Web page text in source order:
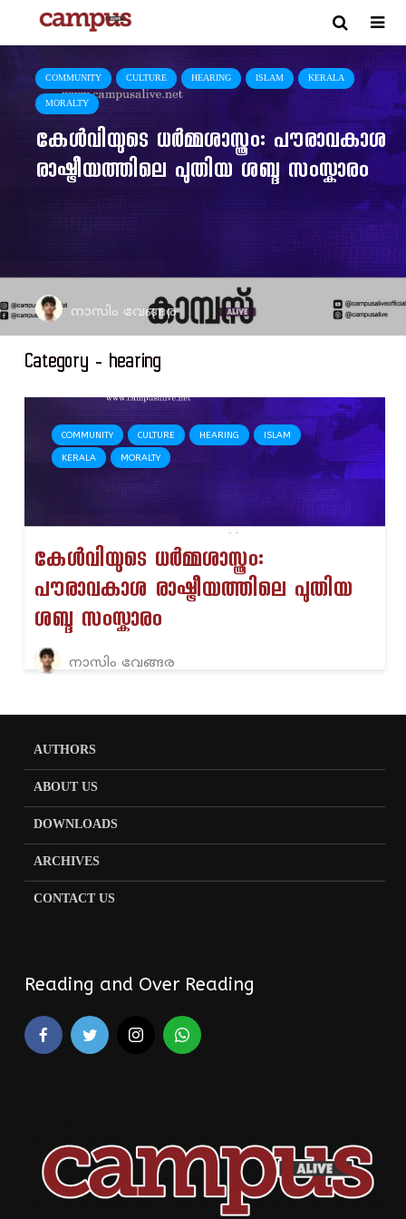
COMMUNITY CULTURE HEARING ISLAM KERALA
MORALTY
കേൾവിയുടെ ധർമ്മശാസ്ത്രം: പൗരാവകാശ
രാഷ്ട്രീയത്തിലെ പുതിയ ശബ്ദ സംസ്കാരം
നാസിം വേങ്ങര
Category - hearing
COMMUNITY CULTURE HEARING ISLAM
KERALA MORALTY
കേൾവിയുടെ ധർമ്മശാസ്ത്രം:
പൗരാവകാശ രാഷ്ട്രീയത്തിലെ പുതിയ
ശബ്ദ സംസ്കാരം
നാസിം വേങ്ങര
AUTHORS
ABOUT US
DOWNLOADS
ARCHIVES
CONTACT US
Reading and Over Reading